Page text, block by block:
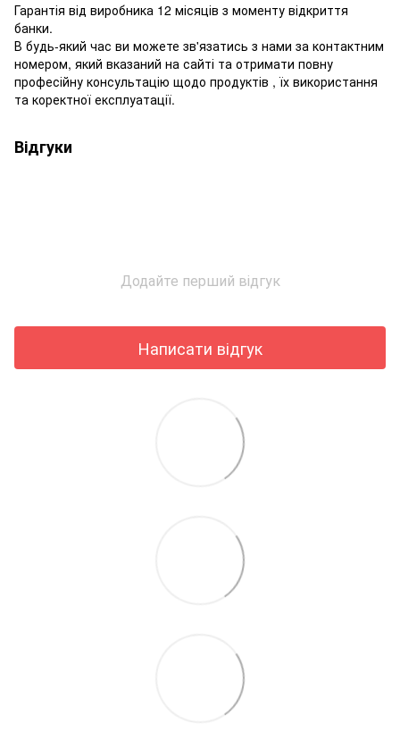
Гарантія від виробника 12 місяців з моменту відкриття
банки.
В будь-який час ви можете зв'язатись з нами за контактним
номером, який вказаний на сайті та отримати повну
професійну консультацію щодо продуктів , їх використання
та коректної експлуатації.
Відгуки
Додайте перший відгук
Написати відгук